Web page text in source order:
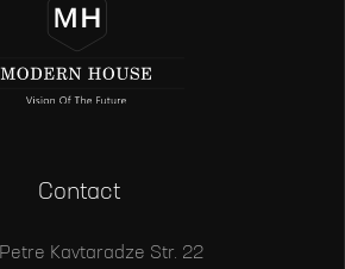
Contact
Petre Kavtaradze Str. 22